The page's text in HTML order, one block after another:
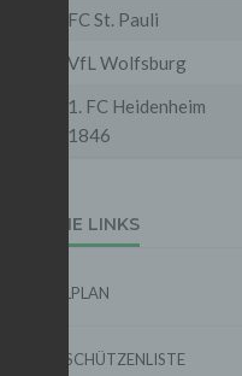
FC St. Pauli
VfL Wolfsburg
1. FC Heidenheim
1846
EXTERNE LINKS
SPIELPLAN
TORSCHÜTZENLISTE